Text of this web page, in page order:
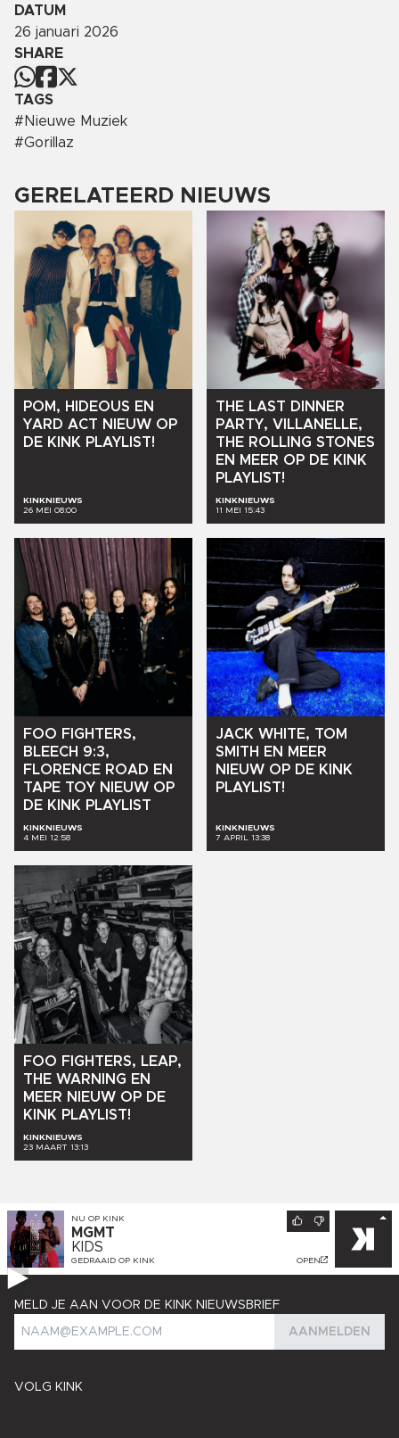
DATUM
26 januari 2026
SHARE
TAGS
# Nieuwe Muziek
#Gorillaz
GERELATEERD NIEUWS
POM, HIDEOUS EN
YARD ACT NIEUW OP
DE KINK PLAYLIST!
KINKNIEUWS
26 MEI 08:00
THE LAST DINNER
PARTY, VILLANELLE,
THE ROLLING STONES
EN
MEER OP DE KINK
PLAYLIST!
KINKNIEUWS
11 MEI 15:43
FOO FIGHTERS,
BLEECH 9:3,
FLORENCE ROAD EN
TAPE TOY NIEUW OP
DE KINK PLAYLIST
KINKNIEUWS
4 MEI 12:58
JACK WHITE, TOM
SMITH
EN
MEER
NIEUW OP DE KINK
PLAYLIST!
KINKNIEUWS
7 APRIL 13:38
FOO FIGHTERS, LEAP,
THE WARNING EN
MEER NIEUW OP DE
KINK PLAYLIST!
KINKNIEUWS
23 MAART 13:13
NU OP KINK
MGMT
KIDS
GEDRAAID OP KINK OPEN
VOLG KINK
MELD JE AAN VOOR DE KINK NIEUWSBRIEF
AANMELDEN